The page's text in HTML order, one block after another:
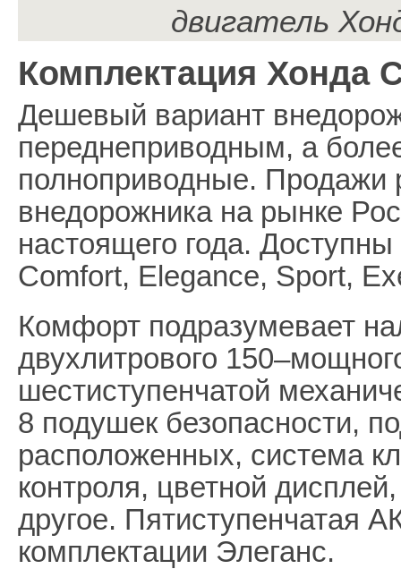
двигатель
Комплектация Хонда
Дешевый вариант
переднеприводным, а
полноприводные. Продажи
внедорожника на рынке
настоящего года.
Comfort, Elegance, Sport,
Комфорт подразумевает
двухлитрового
шестиступенчатой
8 подушек безопасности,
расположенных, система
контроля, цветной
другое. Пятиступенчатая
комплектации Элеганс.